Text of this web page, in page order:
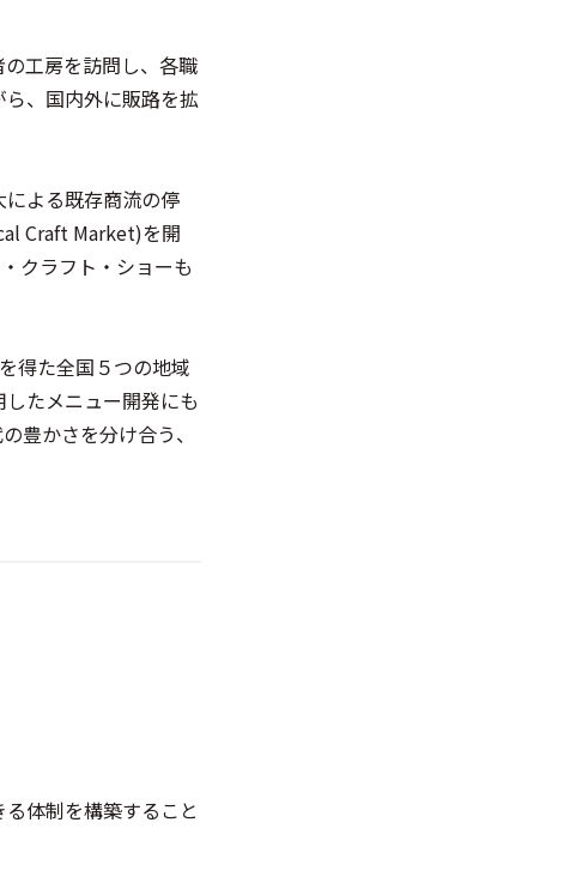
工房を訪問し、各職
、国内外に販路を拡
よる既存商流の停
Craft Market)を開
クラフト・ショーも
得た全国５つの地域
たメニュー開発にも
豊かさを分け合う、
体制を構築すること